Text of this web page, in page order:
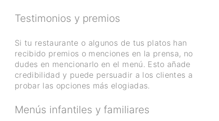
Testimonios y premios
Si tu restaurante o algunos de tus platos han
recibido premios o menciones en la prensa, no
dudes en mencionarlo en el menú. Esto añade
credibilidad y puede persuadir a los clientes a
probar las opciones más elogiadas.
Menús infantiles y familiares